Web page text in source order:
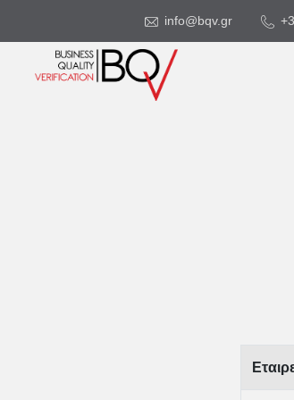
info@bqv.gr